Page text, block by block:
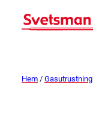
Hem / Gasutrustning